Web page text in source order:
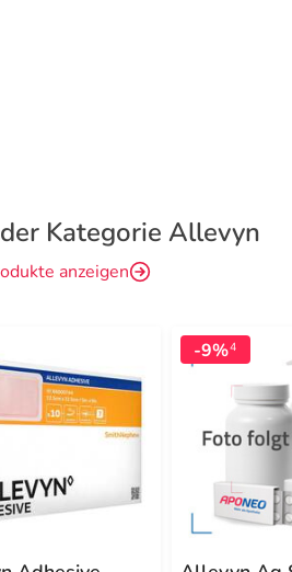
Kategorie Allevyn
anzeigen
-9%4